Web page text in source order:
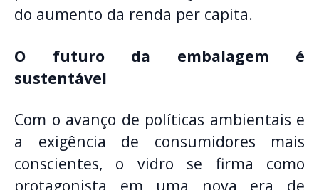
do aumento da renda per capita.
O futuro da embalagem é
sustentável
Com o avanço de políticas ambientais e
a exigência de consumidores mais
conscientes, o vidro se firma como
protagonista em uma nova era de